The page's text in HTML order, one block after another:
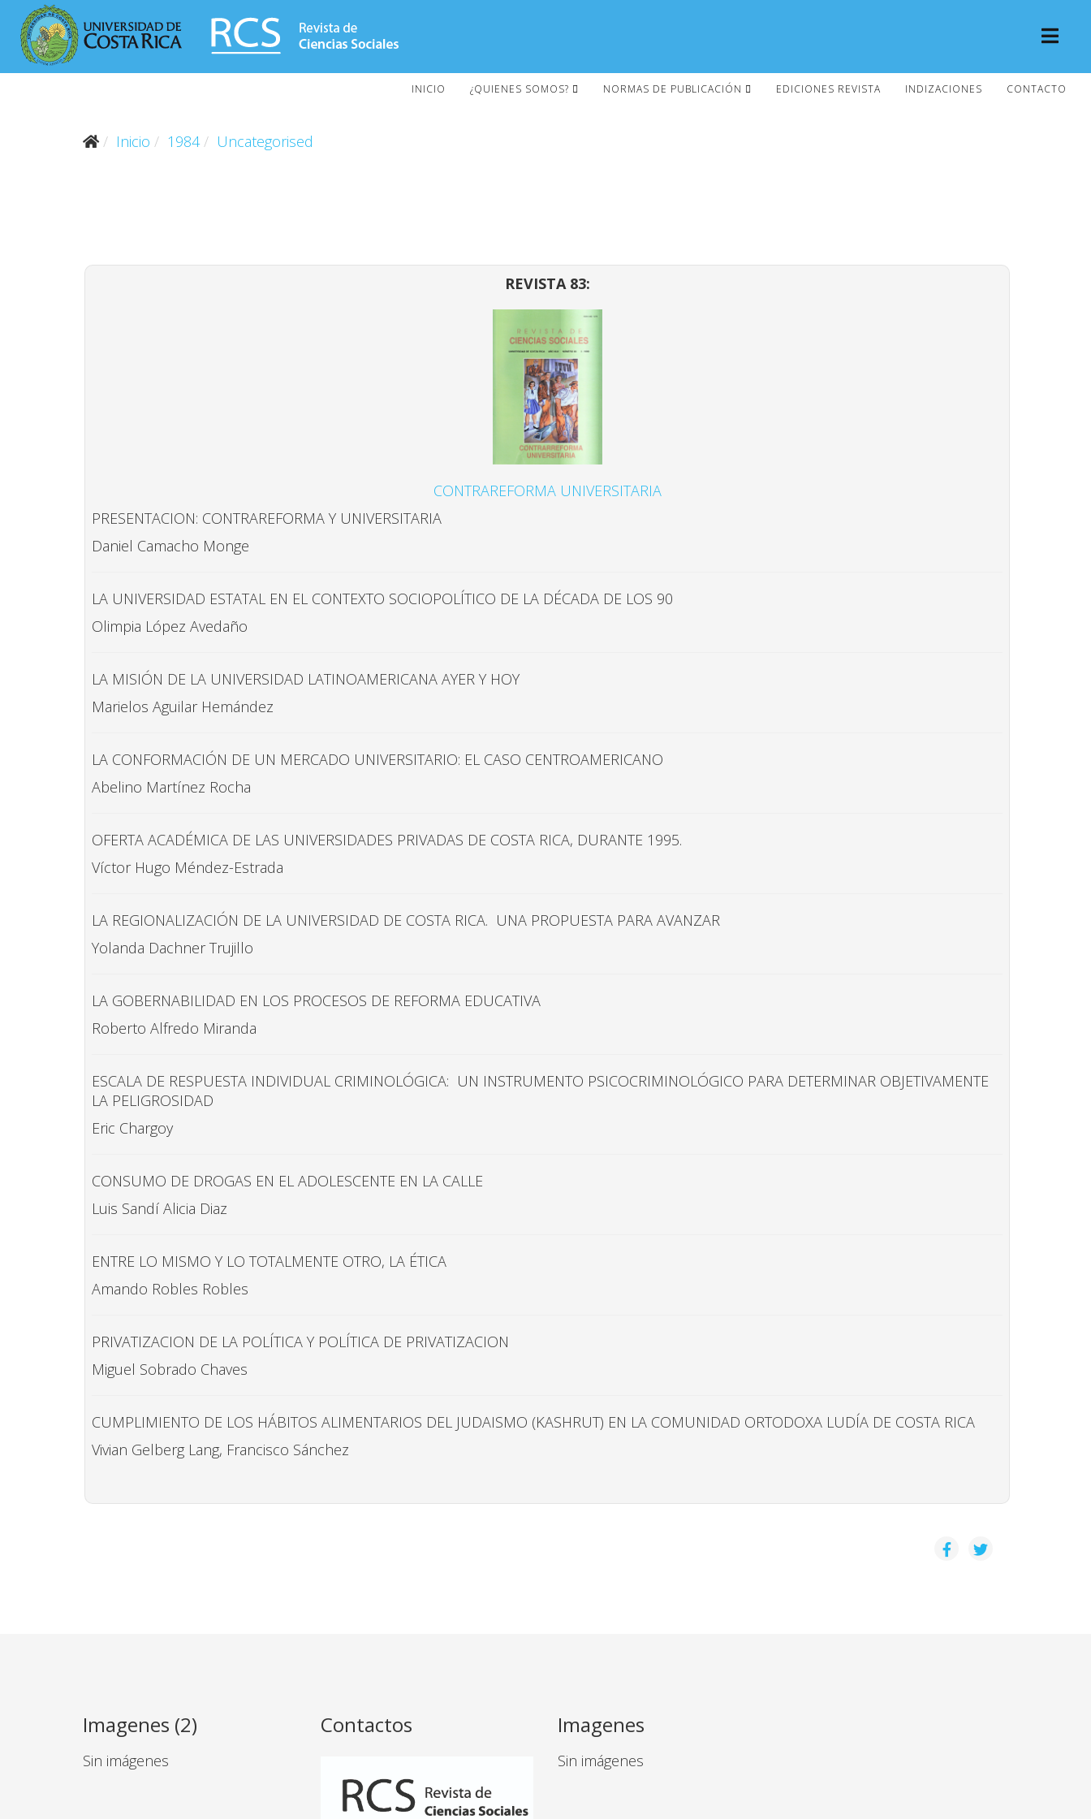
INICIO ¿QUIENES SOMOS? NORMAS DE PUBLICACIÓN EDICIONES REVISTA INDIZACIONES CONTACTO
Inicio 1984 Uncategorised
REVISTA 83:
CONTRAREFORMA UNIVERSITARIA
PRESENTACION: CONTRAREFORMA Y UNIVERSITARIA
Daniel Camacho Monge
LA UNIVERSIDAD ESTATAL EN EL CONTEXTO SOCIOPOLÍTICO DE LA DÉCADA DE LOS 90
Olimpia López Avedaño
LA MISIÓN DE LA UNIVERSIDAD LATINOAMERICANA AYER Y HOY
Marielos Aguilar Hemández
LA CONFORMACIÓN DE UN MERCADO UNIVERSITARIO: EL CASO CENTROAMERICANO
Abelino Martínez Rocha
OFERTA ACADÉMICA DE LAS UNIVERSIDADES PRIVADAS DE COSTA RICA, DURANTE 1995.
Víctor Hugo Méndez-Estrada
LA REGIONALIZACIÓN DE LA UNIVERSIDAD DE COSTA RICA. UNA PROPUESTA PARA AVANZAR
Yolanda Dachner Trujillo
LA GOBERNABILIDAD EN LOS PROCESOS DE REFORMA EDUCATIVA
Roberto Alfredo Miranda
ESCALA DE RESPUESTA INDIVIDUAL CRIMINOLÓGICA: UN INSTRUMENTO PSICOCRIMINOLÓGICO PARA DETERMINAR OBJETIVAMENTE
LA PELIGROSIDAD
Eric Chargoy
CONSUMO DE DROGAS EN EL ADOLESCENTE EN LA CALLE
Luis Sandí Alicia Diaz
ENTRE LO MISMO Y LO TOTALMENTE OTRO, LA ÉTICA
Amando Robles Robles
PRIVATIZACION DE LA POLÍTICA Y POLÍTICA DE PRIVATIZACION
Miguel Sobrado Chaves
CUMPLIMIENTO DE LOS HÁBITOS ALIMENTARIOS DEL JUDAISMO (KASHRUT) EN LA COMUNIDAD ORTODOXA LUDÍA DE COSTA RICA
Vivian Gelberg Lang, Francisco Sánchez
Imagenes (2)
Sin imágenes
Contactos Imagenes
Sin imágenes